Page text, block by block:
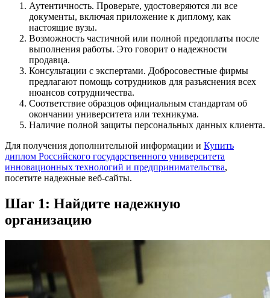
Аутентичность. Проверьте, удостоверяются ли все
документы, включая приложение к диплому, как
настоящие вузы.
Возможность частичной или полной предоплаты после
выполнения работы. Это говорит о надежности
продавца.
Консультации с экспертами. Добросовестные фирмы
предлагают помощь сотрудников для разъяснения всех
нюансов сотрудничества.
Соответствие образцов официальным стандартам об
окончании университета или техникума.
Наличие полной защиты персональных данных клиента.
Для получения дополнительной информации и Купить
диплом Российского государственного университета
инновационных технологий и предпринимательства,
посетите надежные веб-сайты.
Шаг 1: Найдите надежную
организацию